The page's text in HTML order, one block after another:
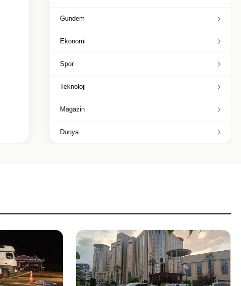
Gundem
Ekonomi
Spor
Teknoloji
Magazin
Dunya